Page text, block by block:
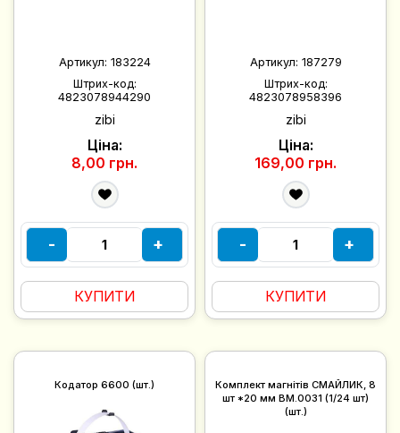
Артикул: 183224
Штрих-код:
4823078944290
zibi
Ціна:
8,00 грн.
- +
КУПИТИ
Артикул: 187279
Штрих-код:
4823078958396
zibi
Ціна:
169,00 грн.
- +
КУПИТИ
Кодатор 6600 (шт.)
Комплект магнітів СМАЙЛИК, 8
шт *20 мм BM.0031 (1/24 шт)
(шт.)